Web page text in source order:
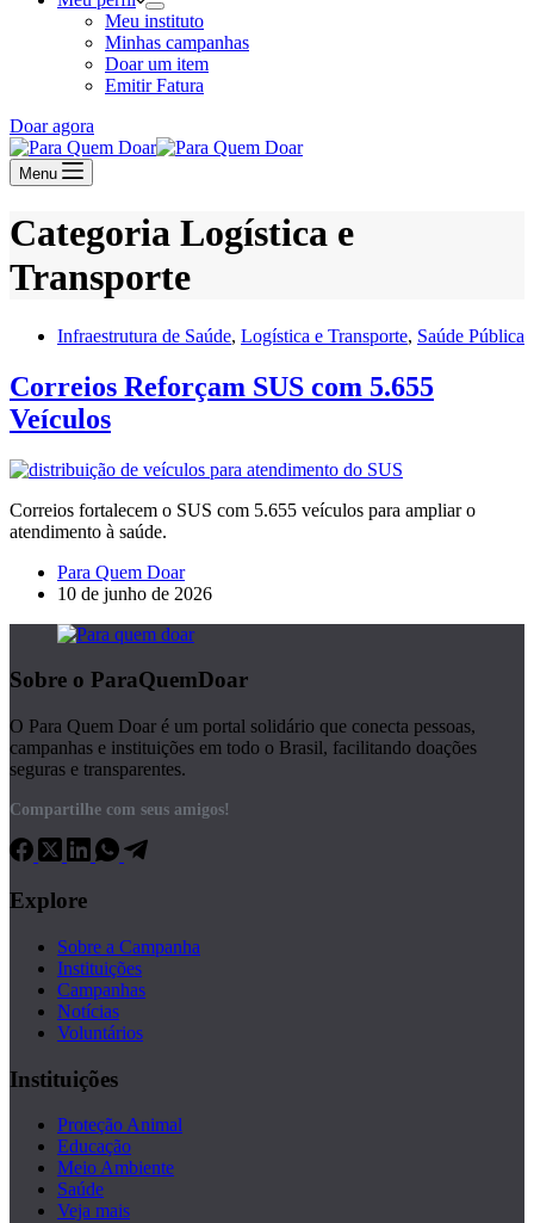
Meu instituto
Minhas campanhas
Doar um item
Emitir Fatura
Doar agora
Menu
Categoria Logística e
Transporte
Infraestrutura de Saúde, Logística e Transporte, Saúde Pública
Correios Reforçam SUS com 5.655
Veículos
Correios fortalecem o SUS com 5.655 veículos para ampliar o
atendimento à saúde.
Para Quem Doar
10 de junho de 2026
Sobre o ParaQuemDoar
O Para Quem Doar é um portal solidário que conecta pessoas,
campanhas e instituições em todo o Brasil, facilitando doações
seguras e transparentes.
Compartilhe com seus amigos!
Explore
Sobre a Campanha
Instituições
Campanhas
Notícias
Voluntários
Instituições
Proteção Animal
Educação
Meio Ambiente
Saúde
Veja mais